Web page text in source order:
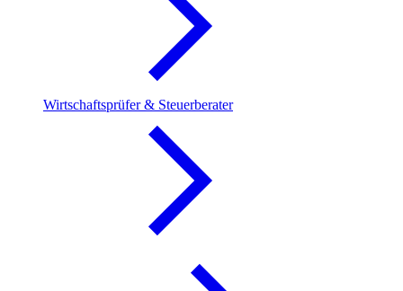
Wirtschaftsprüfer & Steuerberater